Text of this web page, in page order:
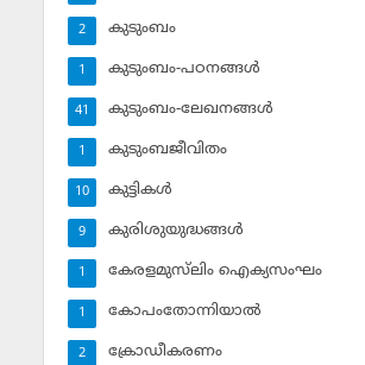
കുടുംബം
2
കുടുംബം-പഠനങ്ങള്‍
1
കുടുംബം-ലേഖനങ്ങള്‍
41
കുടുംബജീവിതം
1
കുട്ടികള്‍
10
കുരിശുയുദ്ധങ്ങള്‍
9
കേരളമുസ്‌ലിം ഐക്യസംഘം
1
കോപംതോന്നിയാല്‍
1
ക്രോഡീകരണം
2